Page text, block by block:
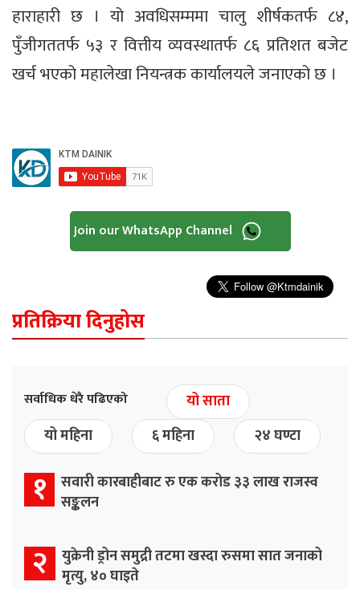
हाराहारी छ । यो अवधिसम्ममा चालु शीर्षकतर्फ ८४,
पुँजीगततर्फ ५३ र वित्तीय व्यवस्थातर्फ ८६ प्रतिशत बजेट
खर्च भएको महालेखा नियन्त्रक कार्यालयले जनाएको छ ।
Join our WhatsApp Channel
प्रतिक्रिया दिनुहोस
सर्वाधिक धेरै पढिएको
यो साता
यो महिना
६ महिना २४ घण्टा
१
सवारी कारबाहीबाट रु एक करोड ३३ लाख राजस्व
सङ्कलन
२
युक्रेनी ड्रोन समुद्री तटमा खस्दा रुसमा सात जनाको
मृत्यु, ४० घाइते